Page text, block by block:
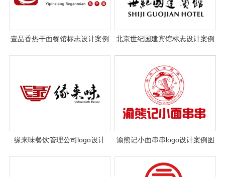
壹品香热干面餐馆标志设计案例
北京世纪国建宾馆标志设计案例
缘来味餐饮管理公司logo设计
渝熊记小面串串logo设计案例图